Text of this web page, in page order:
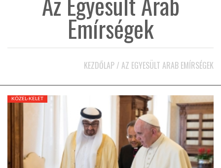
AFRIKA TUDÁSTÁR
Emírségek
KEZDŐLAP / AZ EGYESÜLT ARAB EMÍRSÉGEK
KÖZEL-KELET